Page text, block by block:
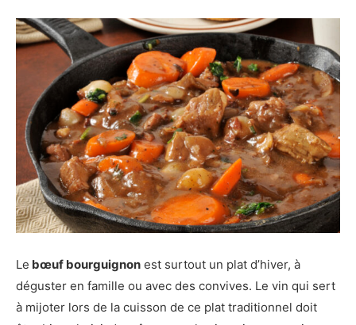
Le bœuf bourguignon est surtout un plat d’hiver, à
déguster en famille ou avec des convives. Le vin qui sert
à mijoter lors de la cuisson de ce plat traditionnel doit